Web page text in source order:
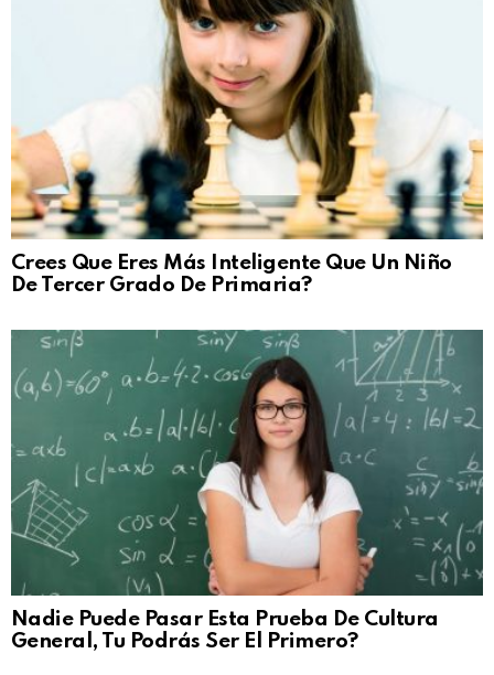
Crees Que Eres Más Inteligente Que Un Niño
De Tercer Grado De Primaria?
Nadie Puede Pasar Esta Prueba De Cultura
General, Tu Podrás Ser El Primero?